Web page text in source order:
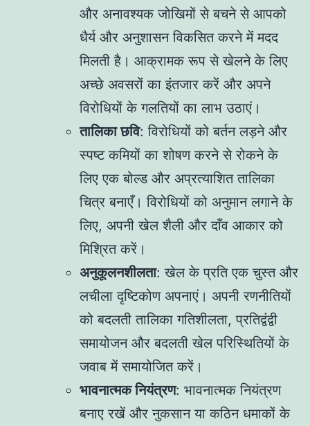
और अनावश्यक जोखिमों से बचने से आपको
धैर्य और अनुशासन विकसित करने में मदद
मिलती है। आक्रामक रूप से खेलने के लिए
अच्छे अवसरों का इंतजार करें और अपने
विरोधियों के गलतियों का लाभ उठाएं।
तालिका छवि: विरोधियों को बर्तन लड़ने और
स्पष्ट कमियों का शोषण करने से रोकने के
लिए एक बोल्ड और अप्रत्याशित तालिका
चित्र बनाएँ। विरोधियों को अनुमान लगाने के
लिए, अपनी खेल शैली और दाँव आकार को
मिश्रित करें।
अनुकूलनशीलता: खेल के प्रति एक चुस्त और
लचीला दृष्टिकोण अपनाएं। अपनी रणनीतियों
को बदलती तालिका गतिशीलता, प्रतिद्वंद्वी
समायोजन और बदलती खेल परिस्थितियों के
जवाब में समायोजित करें।
भावनात्मक नियंत्रण: भावनात्मक नियंत्रण
बनाए रखें और नुकसान या कठिन धमाकों के